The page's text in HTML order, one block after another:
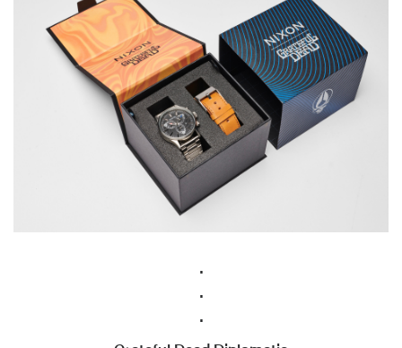
.
.
.